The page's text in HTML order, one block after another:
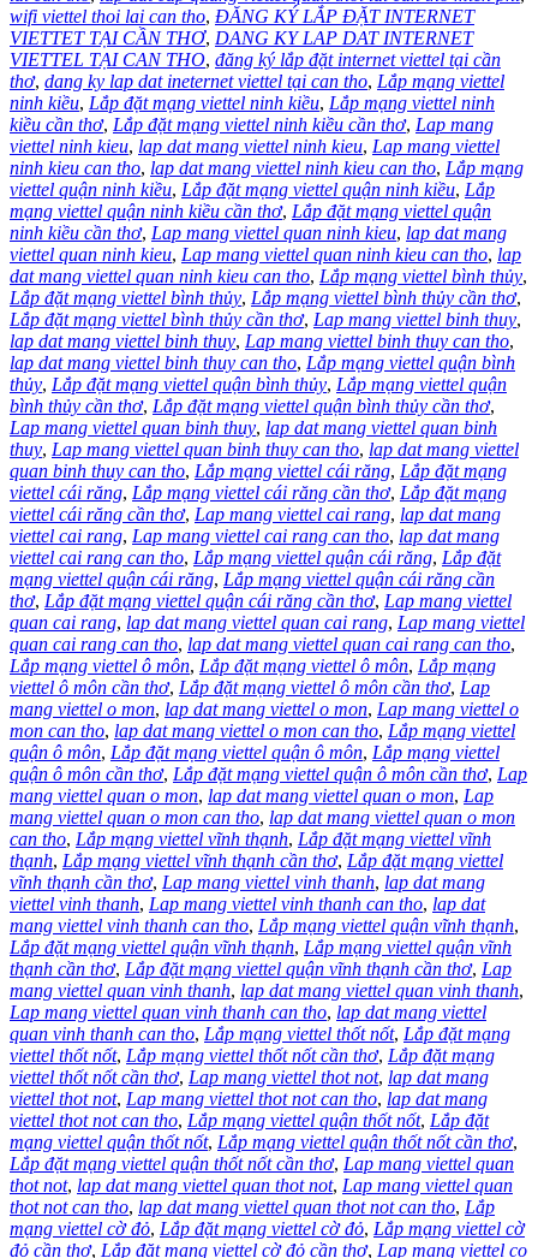
wifi viettel thoi lai can tho, ĐĂNG KÝ LẮP ĐẶT INTERNET
VIETTET TẠI CẦN THƠ, DANG KY LAP DAT INTERNET
VIETTEL TẠI CAN THO, đăng ký lắp đặt internet viettel tại cần
thơ, dang ky lap dat ineternet viettel tại can tho, Lắp mạng viettel
ninh kiều, Lắp đặt mạng viettel ninh kiều, Lắp mạng viettel ninh
kiều cần thơ, Lắp đặt mạng viettel ninh kiều cần thơ, Lap mang
viettel ninh kieu, lap dat mang viettel ninh kieu, Lap mang viettel
ninh kieu can tho, lap dat mang viettel ninh kieu can tho, Lắp mạng
viettel quận ninh kiều, Lắp đặt mạng viettel quận ninh kiều, Lắp
mạng viettel quận ninh kiều cần thơ, Lắp đặt mạng viettel quận
ninh kiều cần thơ, Lap mang viettel quan ninh kieu, lap dat mang
viettel quan ninh kieu, Lap mang viettel quan ninh kieu can tho, lap
dat mang viettel quan ninh kieu can tho, Lắp mạng viettel bình thủy,
Lắp đặt mạng viettel bình thủy, Lắp mạng viettel bình thủy cần thơ,
Lắp đặt mạng viettel bình thủy cần thơ, Lap mang viettel binh thuy,
lap dat mang viettel binh thuy, Lap mang viettel binh thuy can tho,
lap dat mang viettel binh thuy can tho, Lắp mạng viettel quận bình
thủy, Lắp đặt mạng viettel quận bình thủy, Lắp mạng viettel quận
bình thủy cần thơ, Lắp đặt mạng viettel quận bình thủy cần thơ,
Lap mang viettel quan binh thuy, lap dat mang viettel quan binh
thuy, Lap mang viettel quan binh thuy can tho, lap dat mang viettel
quan binh thuy can tho, Lắp mạng viettel cái răng, Lắp đặt mạng
viettel cái răng, Lắp mạng viettel cái răng cần thơ, Lắp đặt mạng
viettel cái răng cần thơ, Lap mang viettel cai rang, lap dat mang
viettel cai rang, Lap mang viettel cai rang can tho, lap dat mang
viettel cai rang can tho, Lắp mạng viettel quận cái răng, Lắp đặt
mạng viettel quận cái răng, Lắp mạng viettel quận cái răng cần
thơ, Lắp đặt mạng viettel quận cái răng cần thơ, Lap mang viettel
quan cai rang, lap dat mang viettel quan cai rang, Lap mang viettel
quan cai rang can tho, lap dat mang viettel quan cai rang can tho,
Lắp mạng viettel ô môn, Lắp đặt mạng viettel ô môn, Lắp mạng
viettel ô môn cần thơ, Lắp đặt mạng viettel ô môn cần thơ, Lap
mang viettel o mon, lap dat mang viettel o mon, Lap mang viettel o
mon can tho, lap dat mang viettel o mon can tho, Lắp mạng viettel
quận ô môn, Lắp đặt mạng viettel quận ô môn, Lắp mạng viettel
quận ô môn cần thơ, Lắp đặt mạng viettel quận ô môn cần thơ, Lap
mang viettel quan o mon, lap dat mang viettel quan o mon, Lap
mang viettel quan o mon can tho, lap dat mang viettel quan o mon
can tho, Lắp mạng viettel vĩnh thạnh, Lắp đặt mạng viettel vĩnh
thạnh, Lắp mạng viettel vĩnh thạnh cần thơ, Lắp đặt mạng viettel
vĩnh thạnh cần thơ, Lap mang viettel vinh thanh, lap dat mang
viettel vinh thanh, Lap mang viettel vinh thanh can tho, lap dat
mang viettel vinh thanh can tho, Lắp mạng viettel quận vĩnh thạnh,
Lắp đặt mạng viettel quận vĩnh thạnh, Lắp mạng viettel quận vĩnh
thạnh cần thơ, Lắp đặt mạng viettel quận vĩnh thạnh cần thơ, Lap
mang viettel quan vinh thanh, lap dat mang viettel quan vinh thanh,
Lap mang viettel quan vinh thanh can tho, lap dat mang viettel
quan vinh thanh can tho, Lắp mạng viettel thốt nốt, Lắp đặt mạng
viettel thốt nốt, Lắp mạng viettel thốt nốt cần thơ, Lắp đặt mạng
viettel thốt nốt cần thơ, Lap mang viettel thot not, lap dat mang
viettel thot not, Lap mang viettel thot not can tho, lap dat mang
viettel thot not can tho, Lắp mạng viettel quận thốt nốt, Lắp đặt
mạng viettel quận thốt nốt, Lắp mạng viettel quận thốt nốt cần thơ,
Lắp đặt mạng viettel quận thốt nốt cần thơ, Lap mang viettel quan
thot not, lap dat mang viettel quan thot not, Lap mang viettel quan
thot not can tho, lap dat mang viettel quan thot not can tho, Lắp
mạng viettel cờ đỏ, Lắp đặt mạng viettel cờ đỏ, Lắp mạng viettel cờ
đỏ cần thơ, Lắp đặt mạng viettel cờ đỏ cần thơ, Lap mang viettel co